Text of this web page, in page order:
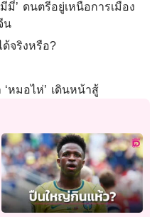
มี่’ ดนตรีอยู่เหนือการเมือง
น
ด้จริงหรือ?
‘หมอไห่’ เดินหน้าสู้